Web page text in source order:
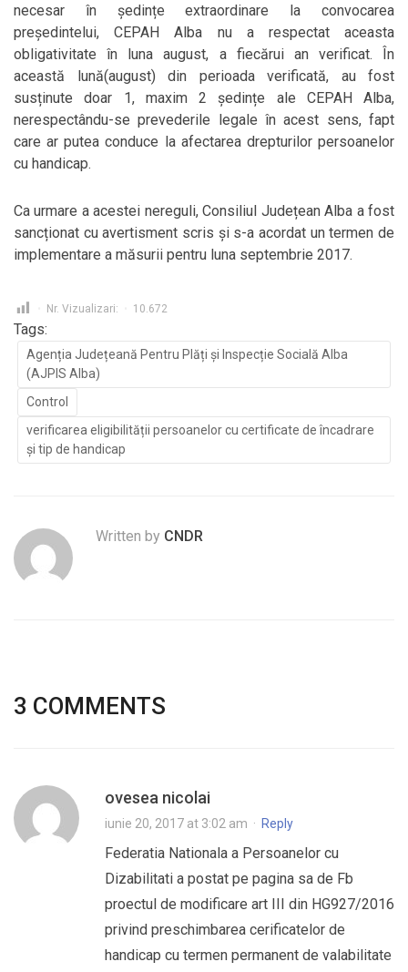
necesar în ședințe extraordinare la convocarea
președintelui, CEPAH Alba nu a respectat aceasta
obligativitate în luna august, a fiecărui an verificat. În
această lună(august) din perioada verificată, au fost
susținute doar 1, maxim 2 ședințe ale CEPAH Alba,
nerespectându-se prevederile legale în acest sens, fapt
care ar putea conduce la afectarea drepturilor persoanelor
cu handicap.
Ca urmare a acestei nereguli, Consiliul Județean Alba a fost
sancționat cu avertisment scris și s-a acordat un termen de
implementare a măsurii pentru luna septembrie 2017.
Nr. Vizualizari: 10.672
Tags:
Agenția Județeană Pentru Plăți și Inspecție Socială Alba
(AJPIS Alba)
Control
verificarea eligibilității persoanelor cu certificate de încadrare
și tip de handicap
Written by CNDR
3 COMMENTS
ovesea nicolai
iunie 20, 2017 at 3:02 am · Reply
Federatia Nationala a Persoanelor cu
Dizabilitati a postat pe pagina sa de Fb
proectul de modificare art III din HG927/2016
privind preschimbarea cerificatelor de
handicap cu termen permanent de valabilitate